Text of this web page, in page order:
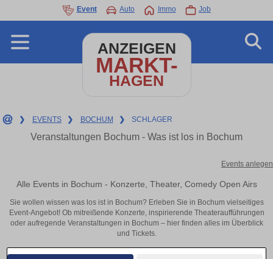
Event Auto Immo Job
ANZEIGEN
MARKT-
HAGEN
❯ EVENTS ❯ BOCHUM ❯ SCHLAGER
Veranstaltungen Bochum - Was ist los in Bochum
Events anlegen
Alle Events in Bochum - Konzerte, Theater, Comedy Open Airs
Sie wollen wissen was los ist in Bochum? Erleben Sie in Bochum vielseitiges
Event-Angebot! Ob mitreißende Konzerte, inspirierende Theateraufführungen
oder aufregende Veranstaltungen in Bochum – hier finden alles im Überblick
und Tickets.